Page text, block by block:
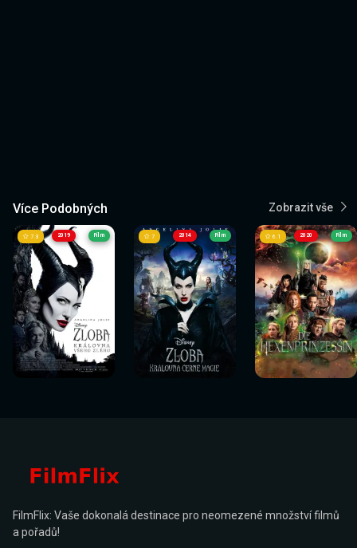
Více Podobných Zobrazit vše
2019
Sledovat
nyní
7.3 Film
Sledovat
nyní
2014
Sledovat
nyní
7 Film
Sledovat
nyní
2020
Sledovat
nyní
6.1 Film
Sledovat
nyní
FilmFlix: Vaše dokonalá destinace pro neomezené množství filmů
a pořadů!